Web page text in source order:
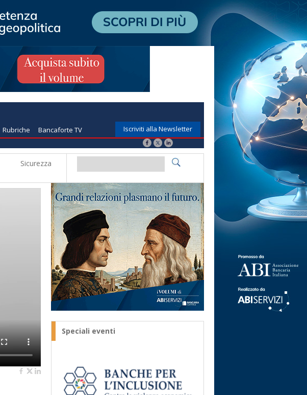
Rubriche Bancaforte TV Iscriviti alla Newsletter
Sicurezza
Speciali eventi